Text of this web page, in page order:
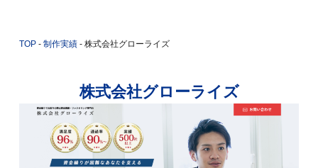
TOP- 制作実績- 株式会社グローライズ
株式会社グローライズ